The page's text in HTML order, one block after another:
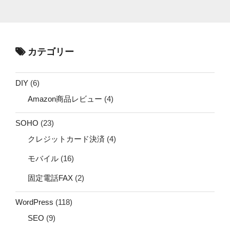
カテゴリー
DIY (6)
Amazon商品レビュー (4)
SOHO (23)
クレジットカード決済 (4)
モバイル (16)
固定電話FAX (2)
WordPress (118)
SEO (9)